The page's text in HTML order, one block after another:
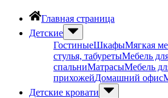
Главная страница
Детские
ГостиныеШкафыМягкая
стулья, табуретыМебель
спальниМатрасыМебель
прихожейДомашний офис
Детские кровати